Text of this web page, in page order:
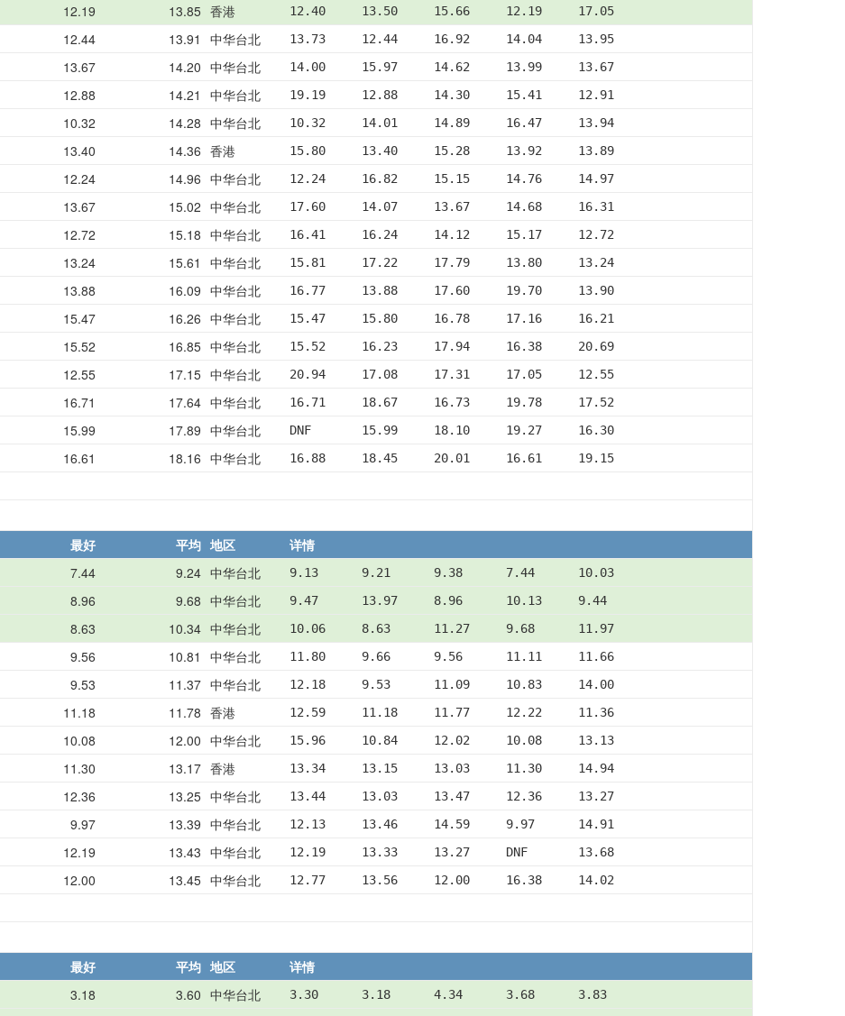
12.19 13.85 香港 12.40     13.50     15.66     12.19     17.05
12.44 13.91 中华台北 13.73     12.44     16.92     14.04     13.95
13.67 14.20 中华台北 14.00     15.97     14.62     13.99     13.67
12.88 14.21 中华台北 19.19     12.88     14.30     15.41     12.91
10.32 14.28 中华台北 10.32     14.01     14.89     16.47     13.94
13.40 14.36 香港 15.80     13.40     15.28     13.92     13.89
12.24 14.96 中华台北 12.24     16.82     15.15     14.76     14.97
13.67 15.02 中华台北 17.60     14.07     13.67     14.68     16.31
12.72 15.18 中华台北 16.41     16.24     14.12     15.17     12.72
13.24 15.61 中华台北 15.81     17.22     17.79     13.80     13.24
13.88 16.09 中华台北 16.77     13.88     17.60     19.70     13.90
15.47 16.26 中华台北 15.47     15.80     16.78     17.16     16.21
15.52 16.85 中华台北 15.52     16.23     17.94     16.38     20.69
12.55 17.15 中华台北 20.94     17.08     17.31     17.05     12.55
16.71 17.64 中华台北 16.71     18.67     16.73     19.78     17.52
15.99 17.89 中华台北 DNF       15.99     18.10     19.27     16.30
16.61 18.16 中华台北 16.88     18.45     20.01     16.61     19.15
最好 平均 地区
详情
7.44 9.24 中华台北 9.13      9.21      9.38      7.44      10.03
8.96 9.68 中华台北 9.47      13.97     8.96      10.13     9.44
8.63 10.34 中华台北 10.06     8.63      11.27     9.68      11.97
9.56 10.81 中华台北 11.80     9.66      9.56      11.11     11.66
9.53 11.37 中华台北 12.18     9.53      11.09     10.83     14.00
11.18 11.78 香港 12.59     11.18     11.77     12.22     11.36
10.08 12.00 中华台北 15.96     10.84     12.02     10.08     13.13
11.30 13.17 香港 13.34     13.15     13.03     11.30     14.94
12.36 13.25 中华台北 13.44     13.03     13.47     12.36     13.27
9.97 13.39 中华台北 12.13     13.46     14.59     9.97      14.91
12.19 13.43 中华台北 12.19     13.33     13.27     DNF       13.68
12.00 13.45 中华台北 12.77     13.56     12.00     16.38     14.02
最好 平均 地区
详情
3.18 3.60 中华台北 3.30      3.18      4.34      3.68      3.83